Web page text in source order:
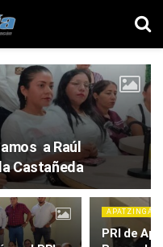
a Raúl
Castañeda
APATZINGÁN
PRI de